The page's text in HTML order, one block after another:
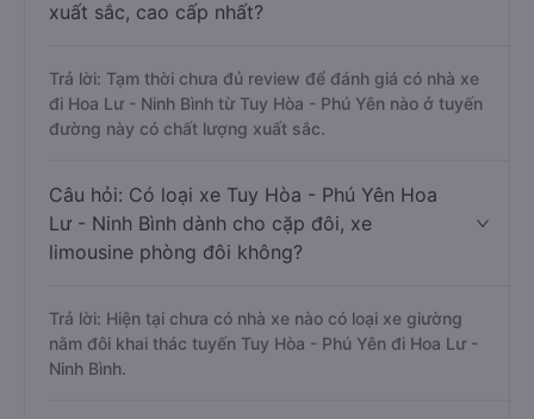
xuất sắc, cao cấp nhất?
Trả lời: Tạm thời chưa đủ review để đánh giá có nhà xe
đi Hoa Lư - Ninh Bình từ Tuy Hòa - Phú Yên nào ở tuyến
đường này có chất lượng xuất sắc.
Câu hỏi: Có loại xe Tuy Hòa - Phú Yên Hoa
Lư - Ninh Bình dành cho cặp đôi, xe
limousine phòng đôi không?
Trả lời: Hiện tại chưa có nhà xe nào có loại xe giường
nằm đôi khai thác tuyến Tuy Hòa - Phú Yên đi Hoa Lư -
Ninh Bình.